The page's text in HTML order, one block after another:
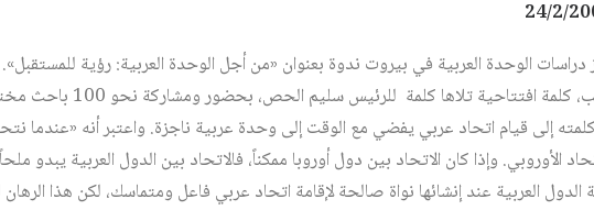
الوحدة العربية في بيروت ندوة بعنوان «من أجل الوحدة العربية: رؤية للمستقبل».
الدين حسيب، كلمة
إلى قيام اتحاد عربي يفضي مع الوقت إلى وحدة عربية ناجزة. واعتبر أنه «عندما
الأوروبي. وإذا كان الاتحاد بين دول أوروبا ممكناً، فالاتحاد بين الدول العربية
العربية عند إنشائها نواة صالحة لإقامة اتحاد عربي فاعل ومتماسك، لكن هذا